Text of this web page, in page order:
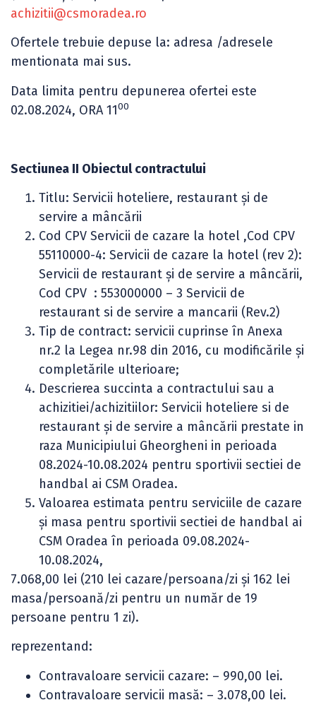
achizitii@csmoradea.ro
Ofertele trebuie depuse la: adresa /adresele
mentionata mai sus.
Data limita pentru depunerea ofertei este
02.08.2024, ORA 1100
Sectiunea II Obiectul contractului
Titlu: Servicii hoteliere, restaurant şi de
servire a mâncării
Cod CPV Servicii de cazare la hotel ,Cod CPV
55110000-4: Servicii de cazare la hotel (rev 2):
Servicii de restaurant şi de servire a mâncării,
Cod CPV : 553000000 – 3 Servicii de
restaurant si de servire a mancarii (Rev.2)
Tip de contract: servicii cuprinse în Anexa
nr.2 la Legea nr.98 din 2016, cu modificările și
completările ulterioare;
Descrierea succinta a contractului sau a
achizitiei/achizitiilor: Servicii hoteliere si de
restaurant şi de servire a mâncării prestate in
raza Municipiului Gheorgheni in perioada
08.2024-10.08.2024 pentru sportivii sectiei de
handbal ai CSM Oradea.
Valoarea estimata pentru serviciile de cazare
și masa pentru sportivii sectiei de handbal ai
CSM Oradea în perioada 09.08.2024-
10.08.2024,
7.068,00 lei (210 lei cazare/persoana/zi și 162 lei
masa/persoană/zi pentru un număr de 19
persoane pentru 1 zi).
reprezentand:
Contravaloare servicii cazare: – 990,00 lei.
Contravaloare servicii masă: – 3.078,00 lei.